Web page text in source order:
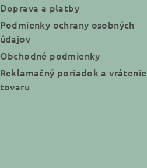
Doprava a platby
Podmienky ochrany osobných
údajov
Obchodné podmienky
Reklamačný poriadok a vrátenie
tovaru